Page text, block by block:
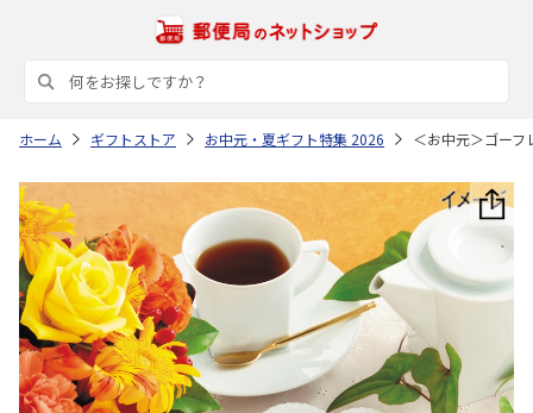
ホーム ギフトストア お中元・夏ギフト特集 2026 ＜お中元＞ゴーフ